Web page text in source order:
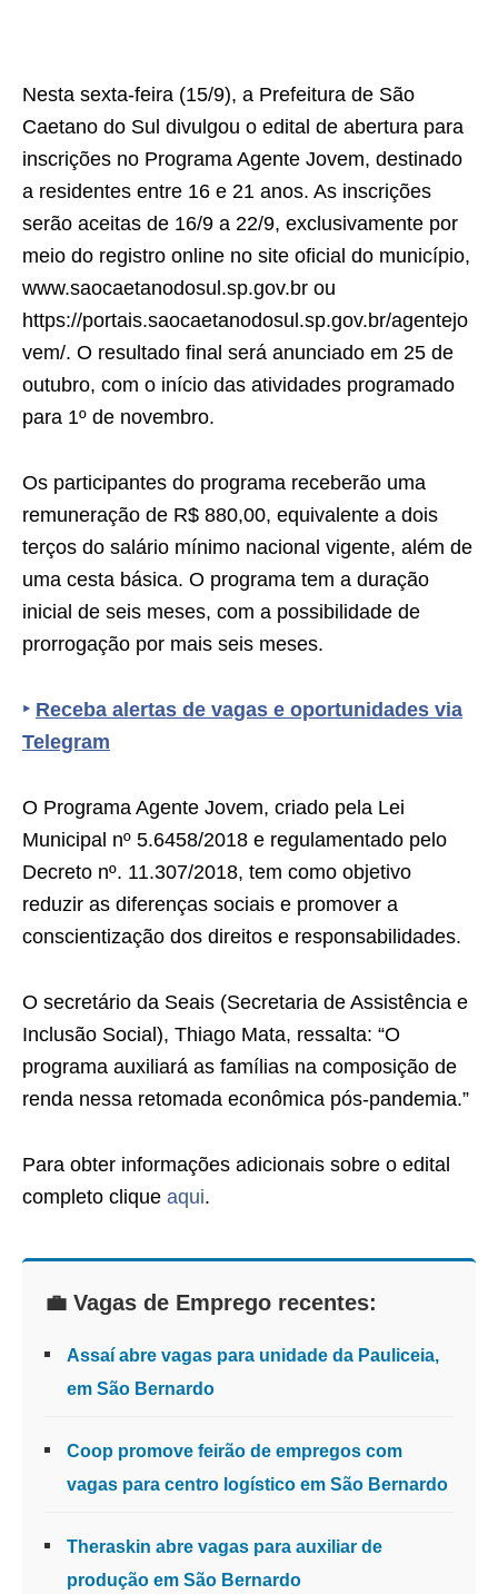
Nesta sexta-feira (15/9), a Prefeitura de São
Caetano do Sul divulgou o edital de abertura para
inscrições no Programa Agente Jovem, destinado
a residentes entre 16 e 21 anos. As inscrições
serão aceitas de 16/9 a 22/9, exclusivamente por
meio do registro online no site oficial do município,
www.saocaetanodosul.sp.gov.br ou
https://portais.saocaetanodosul.sp.gov.br/agentejo
vem/. O resultado final será anunciado em 25 de
outubro, com o início das atividades programado
para 1º de novembro.
Os participantes do programa receberão uma
remuneração de R$ 880,00, equivalente a dois
terços do salário mínimo nacional vigente, além de
uma cesta básica. O programa tem a duração
inicial de seis meses, com a possibilidade de
prorrogação por mais seis meses.
‣ Receba alertas de vagas e oportunidades via
Telegram
O Programa Agente Jovem, criado pela Lei
Municipal nº 5.6458/2018 e regulamentado pelo
Decreto nº. 11.307/2018, tem como objetivo
reduzir as diferenças sociais e promover a
conscientização dos direitos e responsabilidades.
O secretário da Seais (Secretaria de Assistência e
Inclusão Social), Thiago Mata, ressalta: “O
programa auxiliará as famílias na composição de
renda nessa retomada econômica pós-pandemia.”
Para obter informações adicionais sobre o edital
completo clique aqui.
💼 Vagas de Emprego recentes:
Assaí abre vagas para unidade da Pauliceia,
em São Bernardo
Coop promove feirão de empregos com
vagas para centro logístico em São Bernardo
Theraskin abre vagas para auxiliar de
produção em São Bernardo